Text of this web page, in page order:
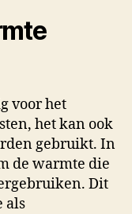
voor het
het kan ook
gebruikt. In
de warmte die
Dit
als